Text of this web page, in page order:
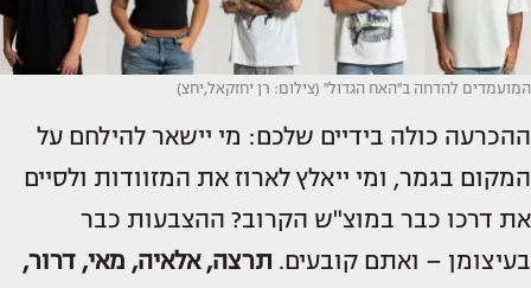
המועמדים להדחה ב''האח הגדול'' (צילום: רן יחזקאל,יחצ)
ההכרעה כולה בידיים שלכם: מי יישאר להילחם על
המקום בגמר, ומי ייאלץ לארוז את המזוודות ולסיים
את דרכו כבר במוצ"ש הקרוב? ההצבעות כבר
בעיצומן – ואתם קובעים. תרצה, אלאיה, מאי, דרור,